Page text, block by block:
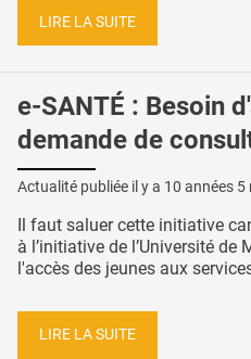
LIRE LA SUITE
e-SANTÉ : Besoin
demande de
Actualité publiée il y a 10 années 5
Il faut saluer cette initiative
à l’initiative de l’Université
l'accès des jeunes aux
LIRE LA SUITE